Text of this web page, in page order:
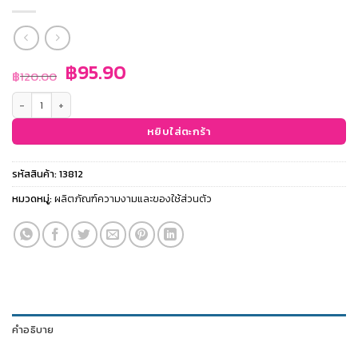
฿120.00 Original
price
was:
฿95.90Current
฿95.90.
จำนวน โรเซีย ไวท์เทนนิ่ง โรลออน ชิ้น
หยิบใส่ตะกร้า
รหัสสินค้า:13812
หมวดหมู่:ผลิตภัณฑ์ความงามและของใช้ส่วนตัว
คำอธิบาย